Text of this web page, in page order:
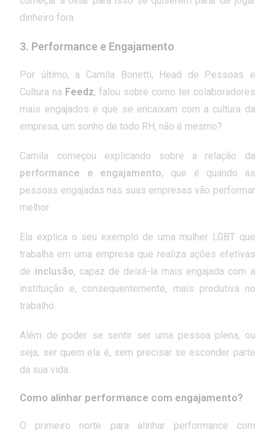
dinheiro fora.
3. Performance e Engajamento
Por último, a Camila Bonetti, Head de Pessoas e
Cultura na Feedz, falou sobre como ter colaboradores
mais engajados e que se encaixam com a cultura da
empresa, um sonho de todo RH, não é mesmo?
Camila começou explicando sobre a relação da
performance e engajamento, que é quando as
pessoas engajadas nas suas empresas vão performar
melhor.
Ela explica o seu exemplo de uma mulher LGBT que
trabalha em uma empresa que realiza ações efetivas
de inclusão, capaz de deixá-la mais engajada com a
instituição e, consequentemente, mais produtiva no
trabalho.
Além de poder se sentir ser uma pessoa plena, ou
seja, ser quem ela é, sem precisar se esconder parte
da sua vida.
Como alinhar performance com engajamento?
O primeiro norte para alinhar performance com